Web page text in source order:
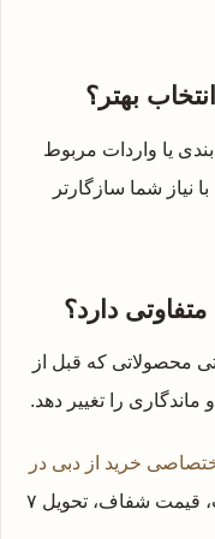
بهتر؟
یا واردات مربوط
نیاز شما سازگارتر
دارد؟
محصولاتی که قبل از
را تغییر دهد.
خرید از دبی در
— محصولات اورجینال از امارات، قیمت شفاف، تحویل ۷